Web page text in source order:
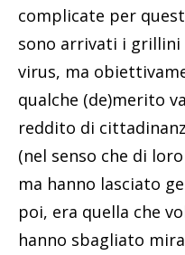
complicate per
sono arrivati i grillini
virus, ma
qualche (de)merito
reddito di
(nel senso che di
ma hanno lasciato
poi, era quella che
hanno sbagliato